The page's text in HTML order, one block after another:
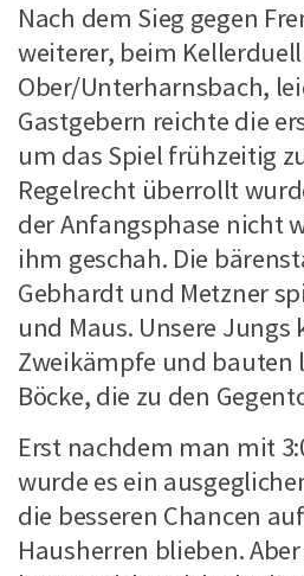
Nach dem Sieg gegen
weiterer, beim Kellerduell
Ober/Unterharnsbach,
Gastgebern reichte die
um das Spiel frühzeitig
Regelrecht überrollt
der Anfangsphase nicht
ihm geschah. Die
Gebhardt und Metzner
und Maus. Unsere
Zweikämpfe und bauten
Böcke, die zu den
Erst nachdem man mit
wurde es ein
die besseren Chancen
Hausherren blieben.